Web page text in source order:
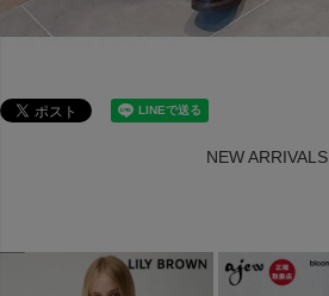
NEW ARRIVALS